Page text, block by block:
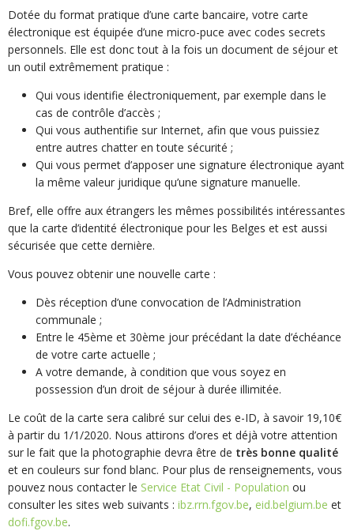
Dotée du format pratique d’une carte bancaire, votre carte
électronique est équipée d’une micro-puce avec codes secrets
personnels. Elle est donc tout à la fois un document de séjour et
un outil extrêmement pratique :
Qui vous identifie électroniquement, par exemple dans le
cas de contrôle d’accès ;
Qui vous authentifie sur Internet, afin que vous puissiez
entre autres chatter en toute sécurité ;
Qui vous permet d’apposer une signature électronique ayant
la même valeur juridique qu’une signature manuelle.
Bref, elle offre aux étrangers les mêmes possibilités intéressantes
que la carte d’identité électronique pour les Belges et est aussi
sécurisée que cette dernière.
Vous pouvez obtenir une nouvelle carte :
Dès réception d’une convocation de l’Administration
communale ;
Entre le 45ème et 30ème jour précédant la date d’échéance
de votre carte actuelle ;
A votre demande, à condition que vous soyez en
possession d’un droit de séjour à durée illimitée.
Le coût de la carte sera calibré sur celui des e-ID, à savoir 19,10€
à partir du 1/1/2020. Nous attirons d’ores et déjà votre attention
sur le fait que la photographie devra être de très bonne qualité
et en couleurs sur fond blanc. Pour plus de renseignements, vous
pouvez nous contacter le Service Etat Civil - Population ou
consulter les sites web suivants : ibz.rrn.fgov.be, eid.belgium.be et
dofi.fgov.be.